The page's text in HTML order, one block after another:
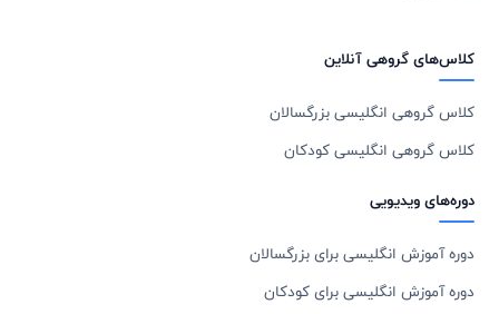
کلاس‌های گروهی آنلاین
کلاس گروهی انگلیسی بزرگسالان
کلاس گروهی انگلیسی کودکان
دوره‌های ویدیویی
دوره آموزش انگلیسی برای بزرگسالان
دوره آموزش انگلیسی برای کودکان